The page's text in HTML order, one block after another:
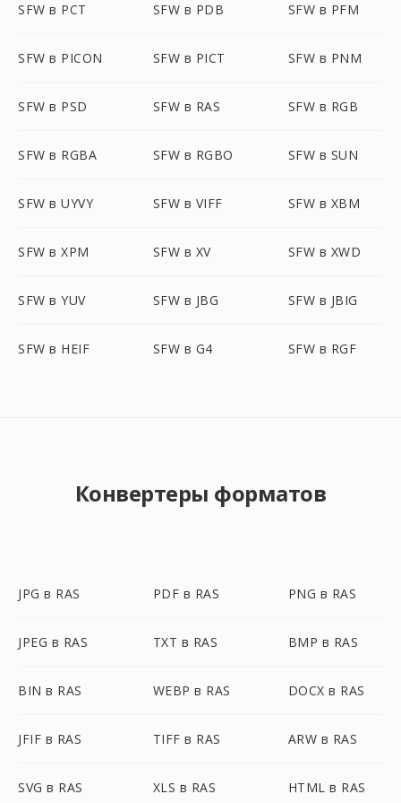
SFW в PCT SFW в PDB SFW в PFM
SFW в PICON SFW в PICT SFW в PNM
SFW в PSD SFW в RAS SFW в RGB
SFW в RGBA SFW в RGBO SFW в SUN
SFW в UYVY SFW в VIFF SFW в XBM
SFW в XPM SFW в XV SFW в XWD
SFW в YUV SFW в JBG SFW в JBIG
SFW в HEIF SFW в G4 SFW в RGF
Конвертеры форматов
JPG в RAS PDF в RAS PNG в RAS
JPEG в RAS TXT в RAS BMP в RAS
BIN в RAS WEBP в RAS DOCX в RAS
JFIF в RAS TIFF в RAS ARW в RAS
SVG в RAS XLS в RAS HTML в RAS